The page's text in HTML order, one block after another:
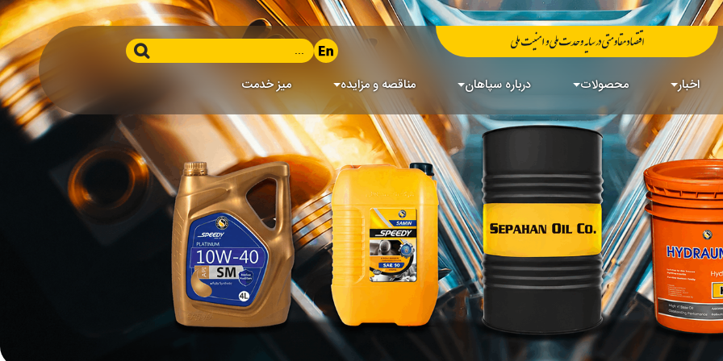
اخبار محصولات درباره سپاهان مناقصه و مزایده میز خدمت